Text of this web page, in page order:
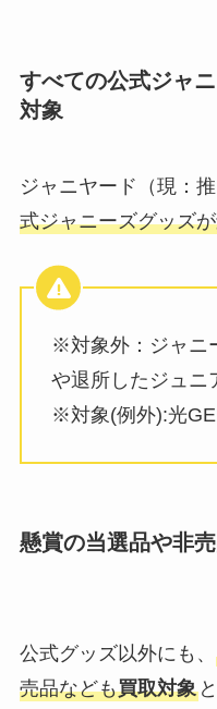
すべての公式ジャ
対象
ジャニヤード（現：推
式ジャニーズグッズが
※対象外：ジャニ
や退所したジュニ
※対象(例外):光
懸賞の当選品や非
公式グッズ以外にも、
売品なども買取対象